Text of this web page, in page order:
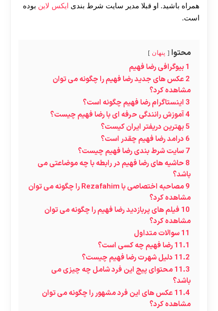
همراه باشید. او قبلا مدیر سایت شرط بندی
ایکس لاین بوده
است.
محتوا پنهان
1بیوگرافی رضا فهیم
2عکس های جدید رضا فهیم را چگونه می توان
مشاهده کرد؟
3 اینستاگرام رضا فهیم چگونه است؟
4آموزش رانندگی حرفه ای با رضا فهیم چیست؟
5بهترین دریفتر ایران کیست؟
6 درامد رضا فهیم چقدر است؟
7سایت شرط بندی رضا فهیم چیست؟
8 حاشیه های رضا فهیم در رابطه با چه موضاعتی می
باشد؟
9
مصاحبه اختصاصی با Rezafahim را چگونه می توان
مشاهده کرد؟
10 فیلم های پربازدید رضا فهیم را چگونه می توان
مشاهده کرد؟
11سوالات متداول
11.1رضا فهیم چه کسی است؟
11.2 دلیل شهرت رضا فهیم چیست؟
11.3محتوای پیج این فرد شامل چه چیزی می
باشد؟
11.4عکس های این فرد مشهور را چگونه می توان
مشاهده کرد؟